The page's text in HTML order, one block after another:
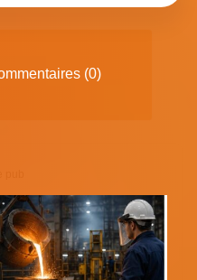
(0)